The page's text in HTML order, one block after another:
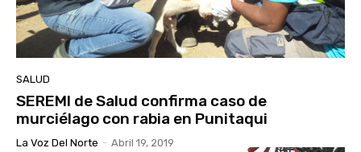
SALUD
SEREMI de Salud confirma caso de
murciélago con rabia en Punitaqui
La Voz Del Norte - Abril 19, 2019